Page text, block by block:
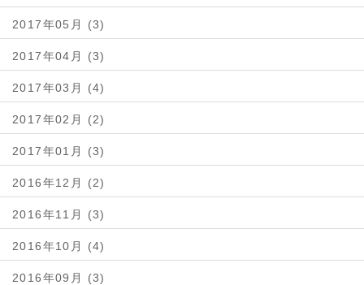
2017年05月 (3)
2017年04月 (3)
2017年03月 (4)
2017年02月 (2)
2017年01月 (3)
2016年12月 (2)
2016年11月 (3)
2016年10月 (4)
2016年09月 (3)